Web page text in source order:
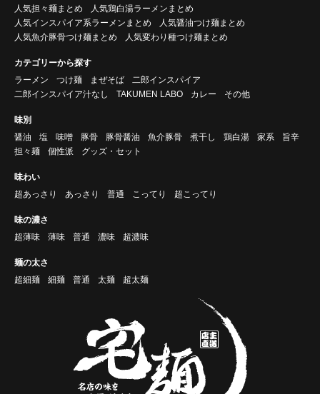
人気担々麺まとめ
人気鶏白湯ラーメンまとめ
人気インスパイア系ラーメンまとめ
人気醤油つけ麺まとめ
人気魚介豚骨つけ麺まとめ
人気変わり種つけ麺まとめ
カテゴリーから探す
ラーメン
つけ麺 まぜそば
二郎インスパイア
二郎インスパイア汁なし
TAKUMEN LABO カレー その他
味別
醤油
塩 味噌 豚骨 豚骨醤油 魚介豚骨 煮干し 鶏白湯 家系
旨辛
担々麺
個性派 グッズ・セット
味わい
超あっさり
あっさり 普通 こってり 超こってり
味の濃さ
超薄味
薄味 普通 濃味 超濃味
麺の太さ
超細麺
細麺 普通 太麺 超太麺